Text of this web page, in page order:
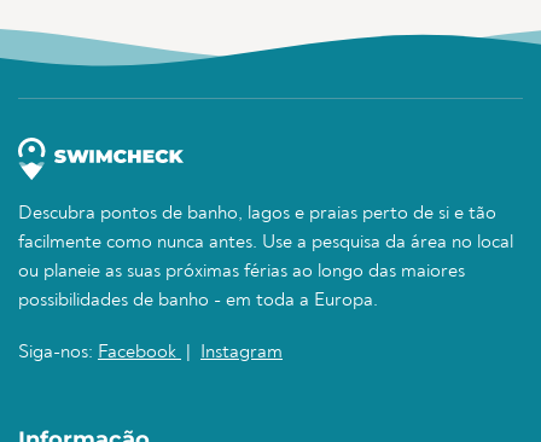
Descubra pontos de banho, lagos e praias perto de si e tão
facilmente como nunca antes. Use a pesquisa da área no local
ou planeie as suas próximas férias ao longo das maiores
possibilidades de banho - em toda a Europa.
Siga-nos: Facebook Instagram